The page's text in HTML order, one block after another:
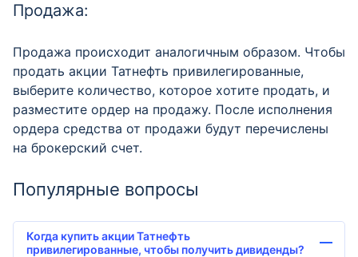
Продажа:
Продажа происходит аналогичным образом. Чтобы
продать акции Татнефть привилегированные,
выберите количество, которое хотите продать, и
разместите ордер на продажу. После исполнения
ордера средства от продажи будут перечислены
на брокерский счет.
Популярные вопросы
Когда купить акции Татнефть
привилегированные, чтобы получить дивиденды?